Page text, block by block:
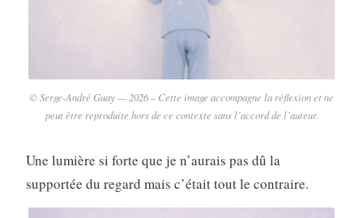
© Serge-André Guay — 2026 – Cette image accompagne la réflexion et ne
peut être reproduite hors de ce contexte sans l’accord de l’auteur.
Une lumière si forte que je n’aurais pas dû la
supportée du regard mais c’était tout le contraire.